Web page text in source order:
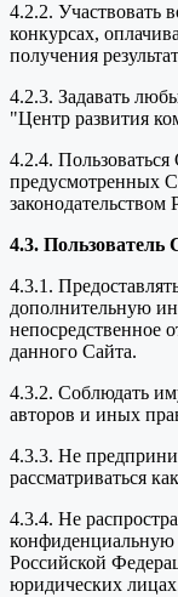
4.2.2. Участвовать
конкурсах,
получения
4.2.3. Задавать
"Центр развития
4.2.4.
предусмотренных
4.3. Пользователь
4.3.1.
дополнительную
непосредственное
данного Сайта.
4.3.2. Соблюдать
авторов и иных
4.3.3. Не
рассматриваться
4.3.4. Не
конфиденциальную
Российской
юридических